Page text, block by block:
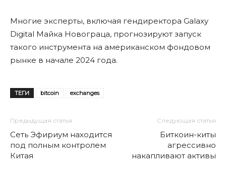
Многие эксперты, включая гендиректора Galaxy
Digital Майка Новограца, прогнозируют запуск
такого инструмента на американском фондовом
рынке в начале 2024 года.
ТЕГИ bitcoin exchanges
Предыдущая статья
Сеть Эфириум находится
под полным контролем
Китая
Следующая статья
Биткоин-киты
агрессивно
накапливают активы